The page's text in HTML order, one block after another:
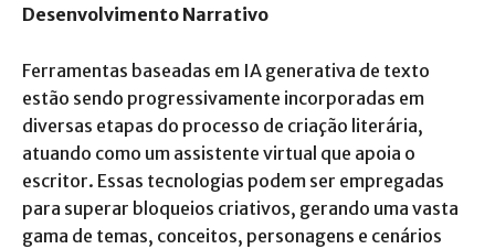
Desenvolvimento Narrativo
Ferramentas baseadas em IA generativa de texto
estão sendo progressivamente incorporadas em
diversas etapas do processo de criação literária,
atuando como um assistente virtual que apoia o
escritor. Essas tecnologias podem ser empregadas
para superar bloqueios criativos, gerando uma vasta
gama de temas, conceitos, personagens e cenários